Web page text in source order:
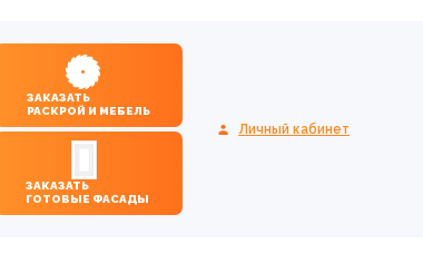
ЗАКАЗАТЬ
РАСКРОЙ И МЕБЕЛЬ
ЗАКАЗАТЬ
ГОТОВЫЕ ФАСАДЫ
Личный кабинет